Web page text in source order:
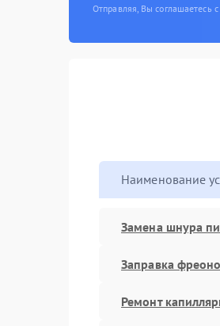
Отправляя, Вы соглашаетесь
Наименование
Замена шнура
Заправка
Ремонт